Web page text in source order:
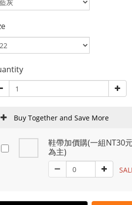
Buy Together and Save More
鞋帶加價購(一組NT30
為主)